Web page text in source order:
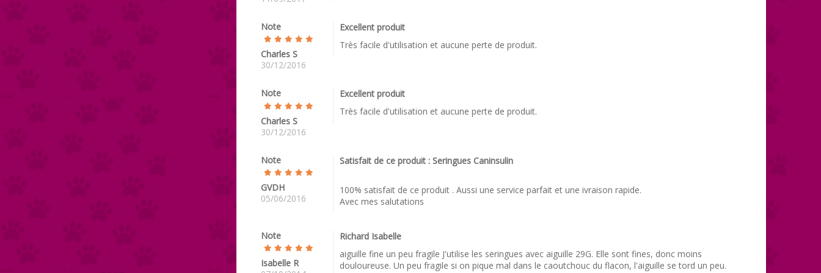
Note
Charles S
30/12/2016
Excellent produit
Très facile d'utilisation et aucune perte de produit.
Note
Charles S
30/12/2016
Excellent produit
Très facile d'utilisation et aucune perte de produit.
Note
GVDH
05/06/2016
Satisfait de ce produit : Seringues Caninsulin
100% satisfait de ce produit . Aussi une service parfait et une ivraison rapide.
Avec mes salutations
Note
Isabelle R
Richard Isabelle
aiguille fine un peu fragile J'utilise les seringues avec aiguille 29G. Elle sont fines, donc moins
douloureuse. Un peu fragile si on pique mal dans le caoutchouc du flacon, l'aiguille se tord un peu.